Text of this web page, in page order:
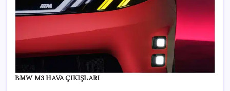
BMW M3 HAVA ÇIKIŞLARI